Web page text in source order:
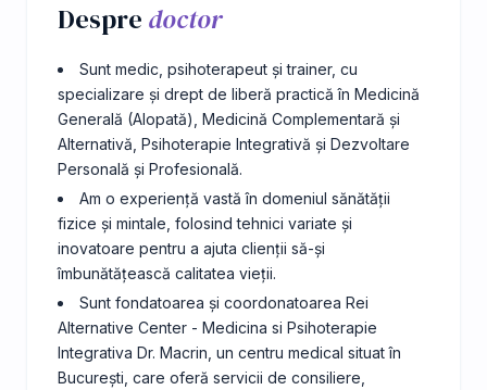
Despre doctor
Sunt medic, psihoterapeut și trainer, cu
specializare și drept de liberă practică în Medicină
Generală (Alopată), Medicină Complementară și
Alternativă, Psihoterapie Integrativă și Dezvoltare
Personală și Profesională.
Am o experiență vastă în domeniul sănătății
fizice și mintale, folosind tehnici variate și
inovatoare pentru a ajuta clienții să-și
îmbunătățească calitatea vieții.
Sunt fondatoarea și coordonatoarea Rei
Alternative Center - Medicina si Psihoterapie
Integrativa Dr. Macrin, un centru medical situat în
București, care oferă servicii de consiliere,